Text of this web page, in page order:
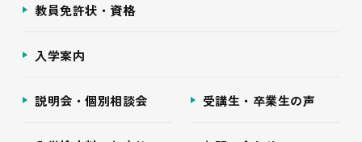
教員免許状・資格
入学案内
説明会・個別相談会 受講生・卒業生の声